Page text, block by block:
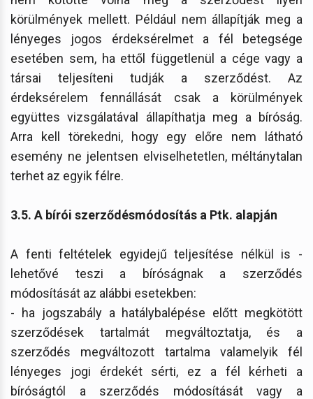
körülmények mellett. Például nem állapítják meg a
lényeges jogos érdeksérelmet a fél betegsége
esetében sem, ha ettől függetlenül a cége vagy a
társai teljesíteni tudják a szerződést. Az
érdeksérelem fennállását csak a körülmények
együttes vizsgálatával állapíthatja meg a bíróság.
Arra kell törekedni, hogy egy előre nem látható
esemény ne jelentsen elviselhetetlen, méltánytalan
terhet az egyik félre.
3.5. A bírói szerződésmódosítás a Ptk. alapján
A fenti feltételek egyidejű teljesítése nélkül is -
lehetővé teszi a bíróságnak a szerződés
módosítását az alábbi esetekben:
- ha jogszabály a hatálybalépése előtt megkötött
szerződések tartalmát megváltoztatja, és a
szerződés megváltozott tartalma valamelyik fél
lényeges jogi érdekét sérti, ez a fél kérheti a
bíróságtól a szerződés módosítását vagy a